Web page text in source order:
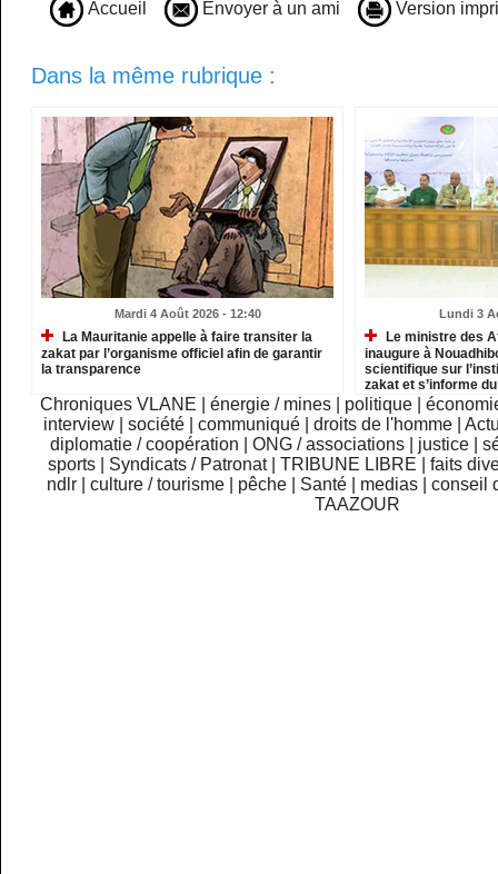
Accueil Envoyer à un ami Version
Dans la même rubrique :
Mardi 4 Août 2026 - 12:40
La Mauritanie appelle à faire transiter la
zakat par l’organisme officiel afin de garantir
la transparence
Lundi 3
Le ministre des
inaugure à
scientifique sur
zakat et s’informe
institutions relevant
Chroniques VLANE énergie / mines politique
interview
|société |communiqué |droits de l'homme |
diplomatie / coopération
ONG / associations justice
sports
Syndicats / Patronat TRIBUNE LIBRE
faits
ndlr
|culture / tourisme pêche Santé medias |conseil
TAAZOUR